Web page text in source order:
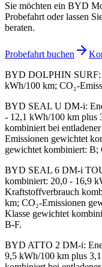
Sie möchten ein BYD
Probefahrt oder lassen
beraten.
Probefahrt buchen
BYD DOLPHIN SURF:
kWh/100 km; CO₂-
BYD SEAL U DM-i:
- 12,1 kWh/100 km plus
kombiniert bei
Emissionen gewichtet
gewichtet kombiniert: B;
BYD SEAL 6 DM-i
kombiniert: 20,0 - 16,9
Kraftstoffverbrauch
km; CO₂-Emissionen
Klasse gewichtet
B-F.
BYD ATTO 2 DM-i:
9,5 kWh/100 km plus